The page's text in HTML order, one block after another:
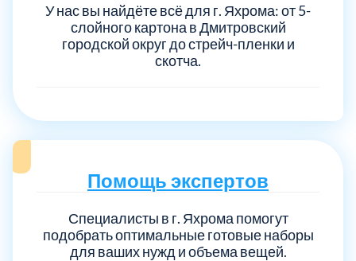
У нас вы найдёте всё для г. Яхрома: от 5-
слойного картона в Дмитровский
городской округ до стрейч-пленки и
скотча.
Помощь экспертов
Специалисты в г. Яхрома помогут
подобрать оптимальные готовые наборы
для ваших нужд и объема вещей.